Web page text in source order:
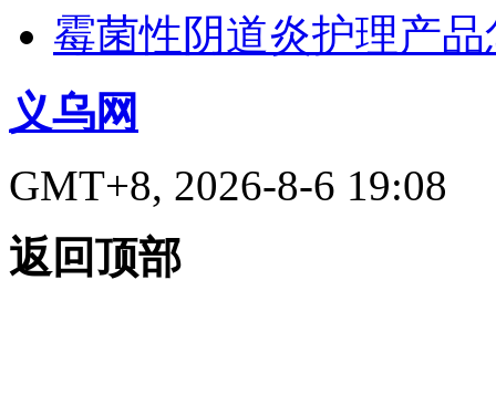
霉菌性阴道炎护理产
义乌网
GMT+8, 2026-8-6 19:08
返回顶部